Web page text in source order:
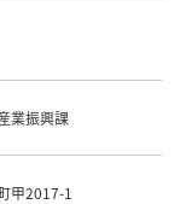
業振興課
甲2017-1